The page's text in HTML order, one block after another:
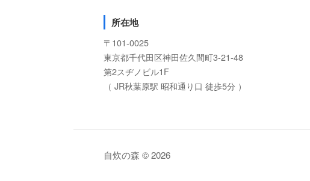
所在地
〒101-0025
東京都千代田区神田佐久間町3-21-48
第2スヂノビル1F
（ JR秋葉原駅 昭和通り口 徒歩5分 ）
自炊の森 © 2026